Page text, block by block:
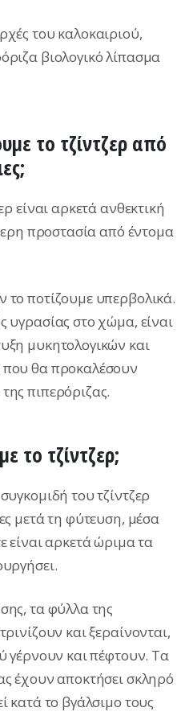
του καλοκαιριού,
βιολογικό λίπασμα
το τζίντζερ από
είναι αρκετά ανθεκτική
προστασία από έντομα
ποτίζουμε υπερβολικά.
υγρασίας στο χώμα, είναι
μυκητολογικών και
θα προκαλέσουν
πιπερόριζας.
το τζίντζερ;
του τζίντζερ
μετά τη φύτευση, μέσα
είναι αρκετά ώριμα τα
τα φύλλα της
και ξεραίνονται,
γέρνουν και πέφτουν. Τα
έχουν αποκτήσει σκληρό
κατά το βγάλσιμο τους